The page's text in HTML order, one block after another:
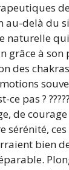
au-delà du
naturelle
grâce à son
des
ce pas ?
de
sérénité,
bien